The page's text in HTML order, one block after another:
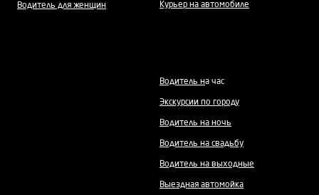
Водитель для женщин Курьер на автомобиле
Водитель на час
Экскурсии по городу
Водитель на ночь
Водитель на свадьбу
Водитель на выходные
Выездная автомойка